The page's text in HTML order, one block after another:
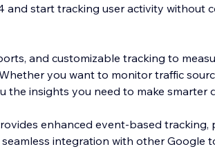
and start tracking user activity without
and customizable tracking to
you want to monitor traffic
the insights you need to make smarter
enhanced event-based tracking,
integration with other Google